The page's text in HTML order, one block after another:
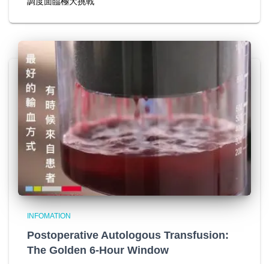
INFOMATION
Postoperative Autologous Transfusion:
The Golden 6-Hour Window